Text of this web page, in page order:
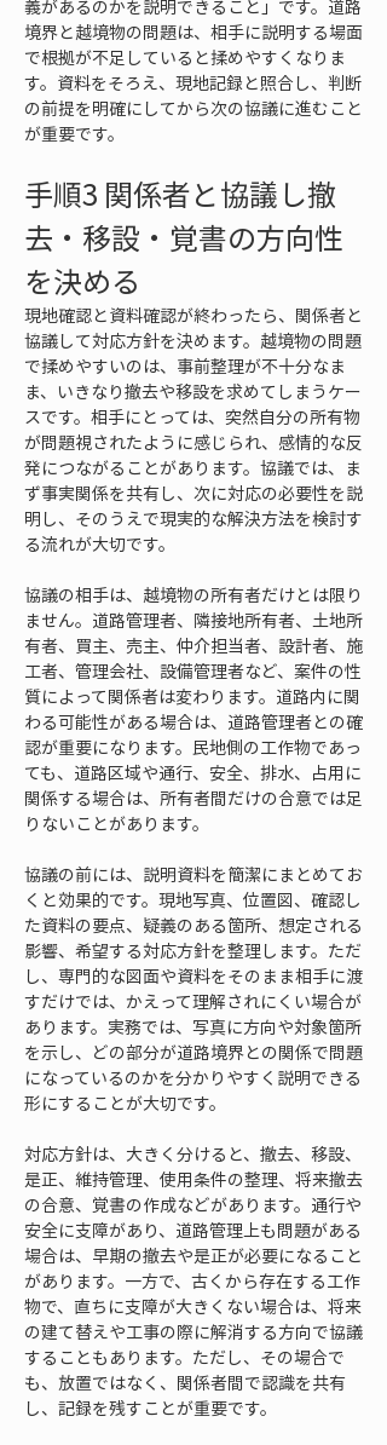
義があるのかを説明できること」です。道路
境界と越境物の問題は、相手に説明する場面
で根拠が不足していると揉めやすくなりま
す。資料をそろえ、現地記録と照合し、判断
の前提を明確にしてから次の協議に進むこと
が重要です。
手順3 関係者と協議し撤
去・移設・覚書の方向性
を決める
現地確認と資料確認が終わったら、関係者と
協議して対応方針を決めます。越境物の問題
で揉めやすいのは、事前整理が不十分なま
ま、いきなり撤去や移設を求めてしまうケー
スです。相手にとっては、突然自分の所有物
が問題視されたように感じられ、感情的な反
発につながることがあります。協議では、ま
ず事実関係を共有し、次に対応の必要性を説
明し、そのうえで現実的な解決方法を検討す
る流れが大切です。
協議の相手は、越境物の所有者だけとは限り
ません。道路管理者、隣接地所有者、土地所
有者、買主、売主、仲介担当者、設計者、施
工者、管理会社、設備管理者など、案件の性
質によって関係者は変わります。道路内に関
わる可能性がある場合は、道路管理者との確
認が重要になります。民地側の工作物であっ
ても、道路区域や通行、安全、排水、占用に
関係する場合は、所有者間だけの合意では足
りないことがあります。
協議の前には、説明資料を簡潔にまとめてお
くと効果的です。現地写真、位置図、確認し
た資料の要点、疑義のある箇所、想定される
影響、希望する対応方針を整理します。ただ
し、専門的な図面や資料をそのまま相手に渡
すだけでは、かえって理解されにくい場合が
あります。実務では、写真に方向や対象箇所
を示し、どの部分が道路境界との関係で問題
になっているのかを分かりやすく説明できる
形にすることが大切です。
対応方針は、大きく分けると、撤去、移設、
是正、維持管理、使用条件の整理、将来撤去
の合意、覚書の作成などがあります。通行や
安全に支障があり、道路管理上も問題がある
場合は、早期の撤去や是正が必要になること
があります。一方で、古くから存在する工作
物で、直ちに支障が大きくない場合は、将来
の建て替えや工事の際に解消する方向で協議
することもあります。ただし、その場合で
も、放置ではなく、関係者間で認識を共有
し、記録を残すことが重要です。